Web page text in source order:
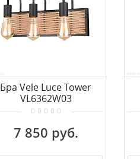
Бра Vele Luce Tower
VL6362W03
7 850 руб.